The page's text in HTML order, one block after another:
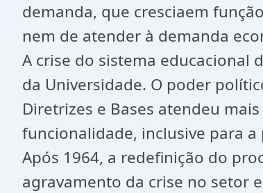
demanda, que cresciaem
nem de atender à demanda
A crise do sistema educacional
da Universidade. O poder
Diretrizes e Bases atendeu
funcionalidade, inclusive para
Após 1964, a redefinição do
agravamento da crise no setor